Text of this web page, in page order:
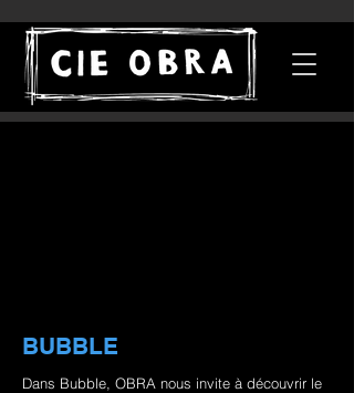
BUBBLE
Dans Bubble, OBRA nous invite à découvrir le